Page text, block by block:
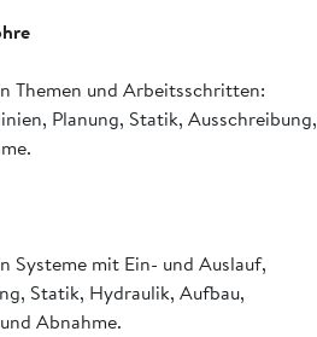
Themen und Arbeitsschritten:
Planung, Statik, Ausschreibung,
Systeme mit Ein- und Auslauf,
Statik, Hydraulik, Aufbau,
Abnahme.